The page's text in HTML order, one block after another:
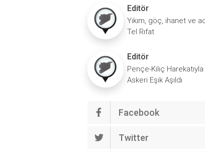
Editör
Yıkım, göç, ihanet ve
Tel Rıfat
Editör
Pençe-Kılıç
Askeri Eşik Aşıldı
Facebook
Twitter